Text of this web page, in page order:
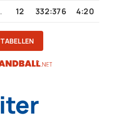
2 12 332:376 4:20